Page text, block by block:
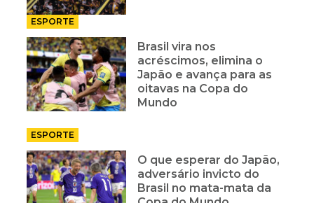
ESPORTE
Brasil vira nos
acréscimos, elimina o
Japão e avança para as
oitavas na Copa do
Mundo
ESPORTE
O que esperar do Japão,
adversário invicto do
Brasil no mata-mata da